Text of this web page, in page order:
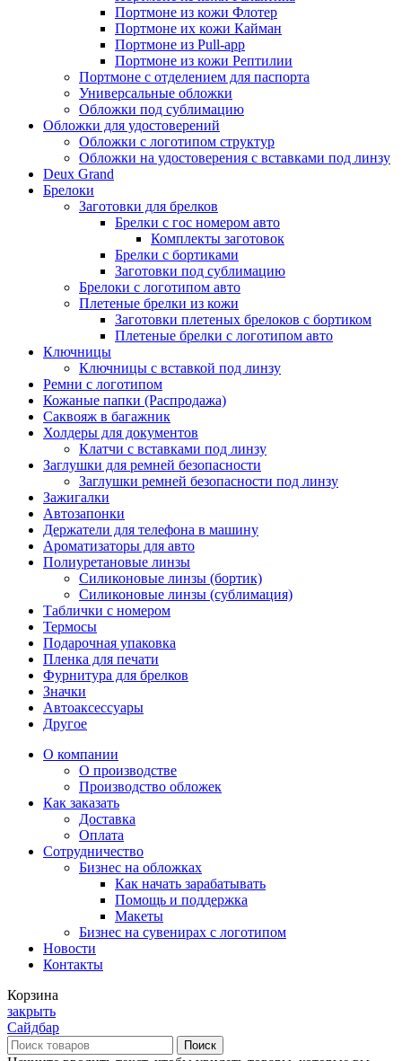
Портмоне из кожи Флотер
Портмоне их кожи Кайман
Портмоне из Pull-app
Портмоне из кожи Рептилии
Портмоне с отделением для паспорта
Универсальные обложки
Обложки под сублимацию
Обложки для удостоверений
Обложки с логотипом структур
Обложки на удостоверения с вставками под линзу
Deux Grand
Брелоки
Заготовки для брелков
Брелки с гос номером авто
Комплекты заготовок
Брелки с бортиками
Заготовки под сублимацию
Брелоки с логотипом авто
Плетеные брелки из кожи
Заготовки плетеных брелоков с бортиком
Плетеные брелки с логотипом авто
Ключницы
Ключницы с вставкой под линзу
Ремни с логотипом
Кожаные папки (Распродажа)
Саквояж в багажник
Холдеры для документов
Клатчи с вставками под линзу
Заглушки для ремней безопасности
Заглушки ремней безопасности под линзу
Зажигалки
Автозапонки
Держатели для телефона в машину
Ароматизаторы для авто
Полиуретановые линзы
Силиконовые линзы (бортик)
Силиконовые линзы (сублимация)
Таблички с номером
Термосы
Подарочная упаковка
Пленка для печати
Фурнитура для брелков
Значки
Автоаксессуары
Другое
О компании
О производстве
Производство обложек
Как заказать
Доставка
Оплата
Сотрудничество
Бизнес на обложках
Как начать зарабатывать
Помощь и поддержка
Макеты
Бизнес на сувенирах с логотипом
Новости
Контакты
Корзина
закрыть
Сайдбар
Поиск